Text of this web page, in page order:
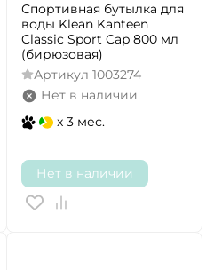
Спортивная бутылка для
воды Klean Kanteen
Classic Sport Cap 800 мл
(бирюзовая)
Артикул 1003274
Нет в наличии
x 3 мес.
Нет в наличии